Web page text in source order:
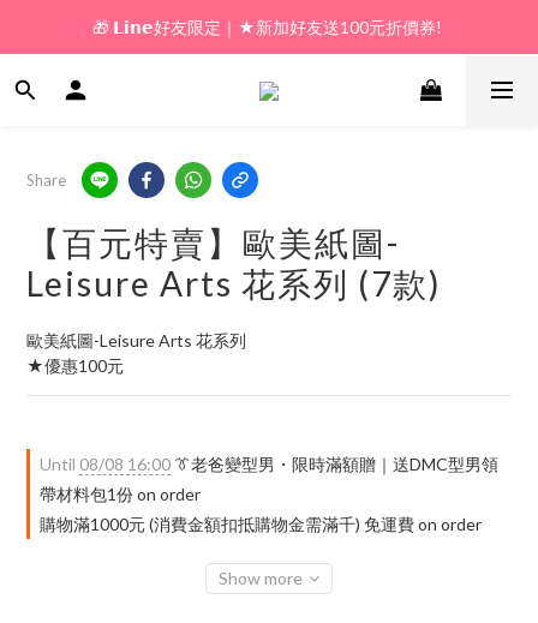
🎁 新好友購物金｜★加入新會員領券送100元!
🎁 𝗟𝗶𝗻𝗲好友限定｜★新加好友送100元折價券!
🎁 新好友購物金｜★加入新會員領券送100元!
Share
【百元特賣】歐美紙圖-
Leisure Arts 花系列 (7款)
歐美紙圖-Leisure Arts 花系列
★優惠100元
Until 08/08 16:00 👔老爸變型男・限時滿額贈｜送DMC型男領
帶材料包1份 on order
購物滿1000元 (消費金額扣抵購物金需滿千) 免運費 on order
Show more